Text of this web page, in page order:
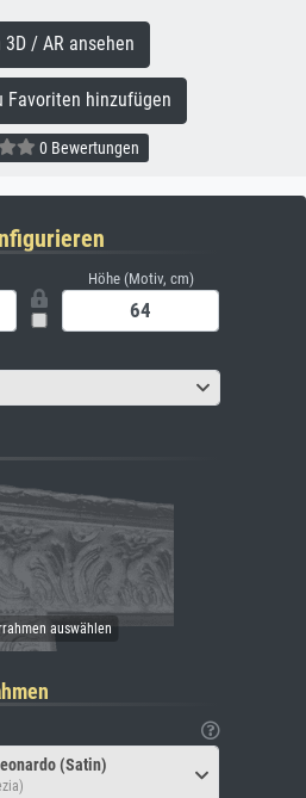
/ AR ansehen
hinzufügen
0 Bewertungen
Höhe (Motiv, cm)
(Satin)